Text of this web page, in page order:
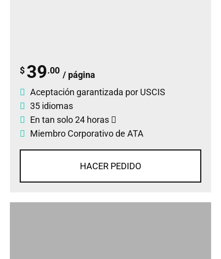
$ 39.00 / página
Aceptación garantizada por USCIS
35 idiomas
En tan solo 24 horas
Miembro Corporativo de ATA
HACER PEDIDO